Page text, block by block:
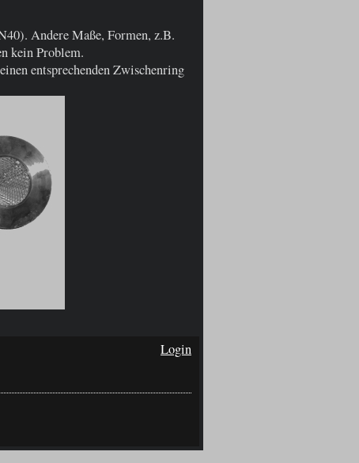
Andere Maße, Formen, z.B.
kein Problem.
entsprechenden Zwischenring
Login